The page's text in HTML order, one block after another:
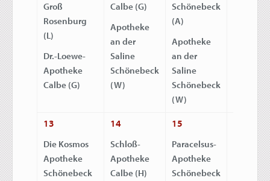
Groß
Rosenburg
(L)
Dr.-Loewe-
Apotheke
Calbe (G)
Calbe (G)
Apotheke
an der
Saline
Schönebeck
(W)
Schönebeck
(A)
Apotheke
an der
Saline
Schönebeck
(W)
13
Die Kosmos
Apotheke
Schönebeck
14
Schloß-
Apotheke
Calbe (H)
15
Paracelsus-
Apotheke
Schönebeck